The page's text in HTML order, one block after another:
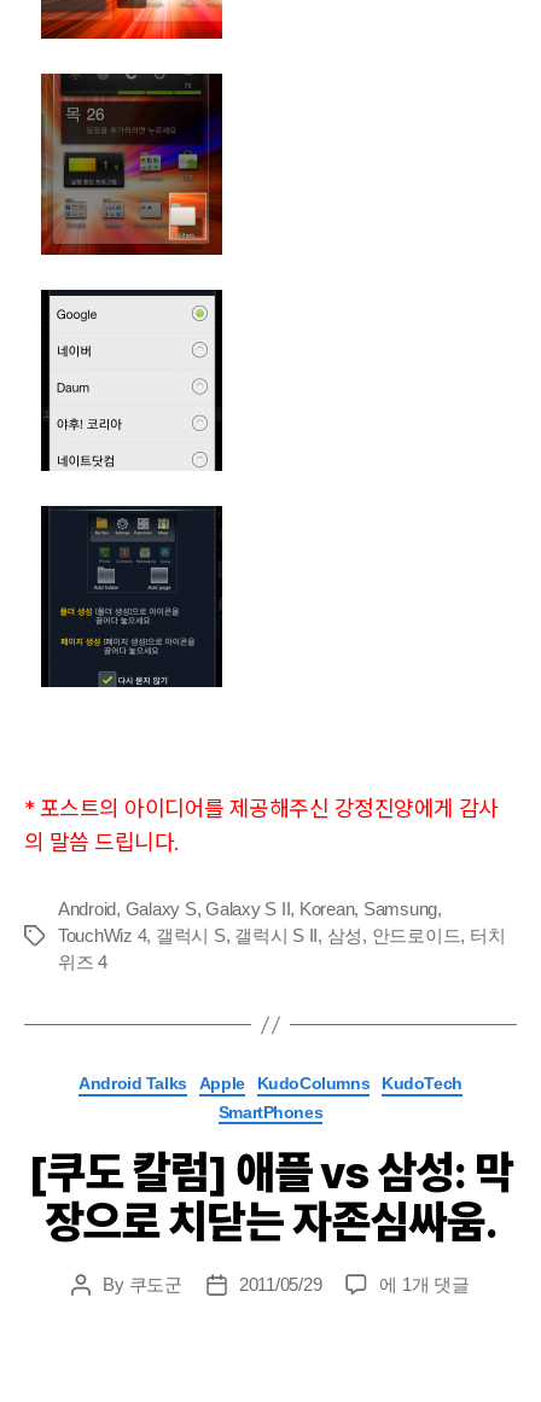
* 포스트의 아이디어를 제공해주신 강정진양에게 감사
의 말씀 드립니다.
Tags
Android, Galaxy S,Galaxy S II, Korean, Samsung,
TouchWiz 4, 갤럭시 S, 갤럭시 S II, 삼성, 안드로이드, 터치
위즈 4
Categories
Android Talks Apple KudoColumns
KudoTech
SmartPhones
[쿠도 칼럼] 애플 vs 삼성: 막
장으로 치닫는 자존심싸움.
PostBy 쿠도군
Post2011/05/29
[쿠
에 1개 댓글